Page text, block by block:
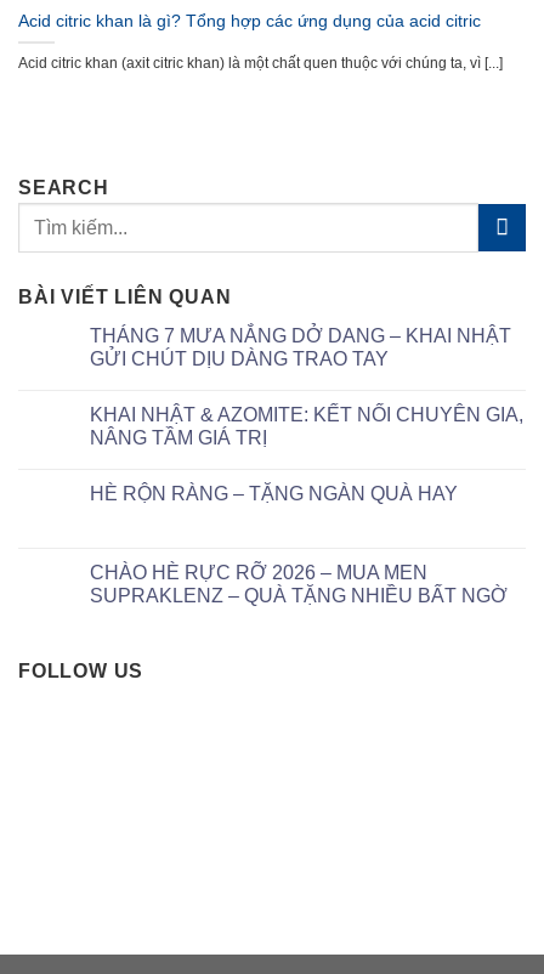
Acid citric khan là gì? Tổng hợp các ứng dụng của acid citric
Acid citric khan (axit citric khan) là một chất quen thuộc với chúng ta, vì [...]
SEARCH
BÀI VIẾT LIÊN QUAN
THÁNG 7 MƯA NẮNG DỞ DANG – KHAI NHẬT
GỬI CHÚT DỊU DÀNG TRAO TAY
KHAI NHẬT & AZOMITE: KẾT NỐI CHUYÊN GIA,
NÂNG TẦM GIÁ TRỊ
HÈ RỘN RÀNG – TẶNG NGÀN QUÀ HAY
CHÀO HÈ RỰC RỠ 2026 – MUA MEN
SUPRAKLENZ – QUÀ TẶNG NHIỀU BẤT NGỜ
FOLLOW US